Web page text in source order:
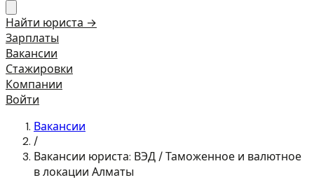
Найти юриста →
Зарплаты
Вакансии
Стажировки
Компании
Войти
Вакансии
/
Вакансии юриста: ВЭД / Таможенное и валютное
в локации Алматы